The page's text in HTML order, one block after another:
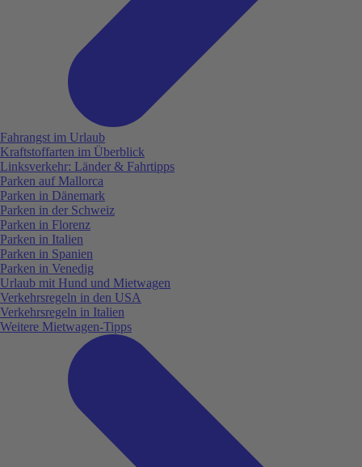
Fahrangst im Urlaub
Kraftstoffarten im Überblick
Linksverkehr: Länder & Fahrtipps
Parken auf Mallorca
Parken in Dänemark
Parken in der Schweiz
Parken in Florenz
Parken in Italien
Parken in Spanien
Parken in Venedig
Urlaub mit Hund und Mietwagen
Verkehrsregeln in den USA
Verkehrsregeln in Italien
Weitere Mietwagen-Tipps